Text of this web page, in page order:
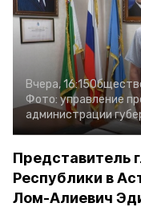
Вчера, 16:15
Фото: управление
администрации
Представитель
Республики в
Лом-Алиевич